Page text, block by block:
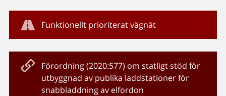
Funktionellt prioriterat vägnät
Förordning (2020:577) om statligt stöd för
utbyggnad av publika laddstationer för
snabbladdning av elfordon